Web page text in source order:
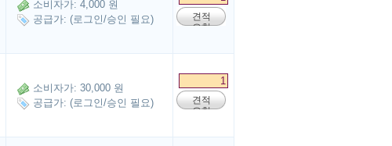
소비자가: 4,000 원
공급가: (로그인/승인 필요)
견적
요청
소비자가: 30,000 원
공급가: (로그인/승인 필요)
견적
요청